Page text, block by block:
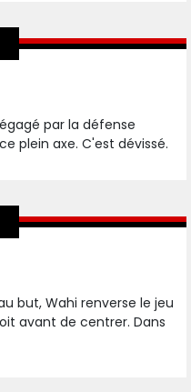
par la défense
plein axe. C'est dévissé.
but, Wahi renverse le jeu
avant de centrer. Dans